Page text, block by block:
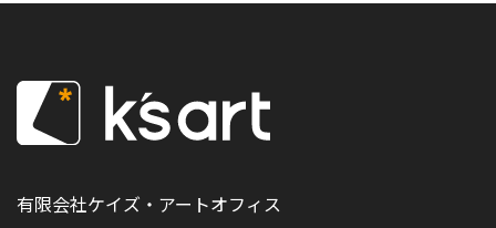
有限会社ケイズ・アートオフィス